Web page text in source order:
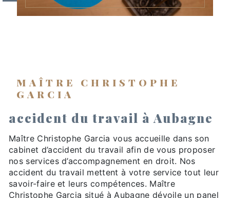
MAÎTRE CHRISTOPHE
GARCIA
accident du travail à Aubagne
Maître Christophe Garcia vous accueille dans son
cabinet d’accident du travail afin de vous proposer
nos services d’accompagnement en droit. Nos
accident du travail mettent à votre service tout leur
savoir-faire et leurs compétences. Maître
Christophe Garcia situé à Aubagne dévoile un panel